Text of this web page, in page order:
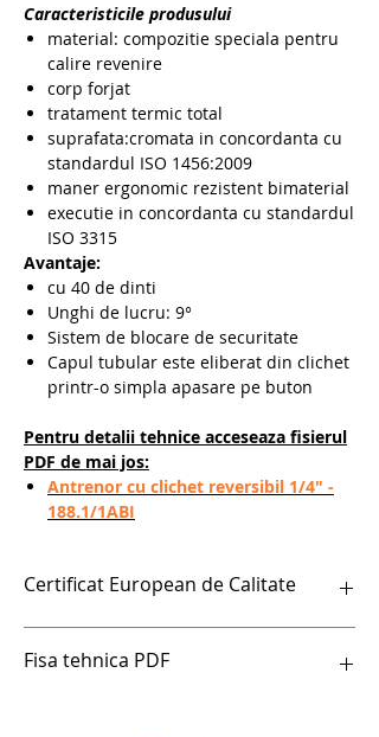
Caracteristicile produsului
material: compozitie speciala pentru
calire revenire
corp forjat
tratament termic total
suprafata:cromata in concordanta cu
standardul ISO 1456:2009
maner ergonomic rezistent bimaterial
executie in concordanta cu standardul
ISO 3315
Avantaje:
cu 40 de dinti
Unghi de lucru: 9°
Sistem de blocare de securitate
Capul tubular este eliberat din clichet
printr-o simpla apasare pe buton
Pentru detalii tehnice acceseaza fisierul
PDF de mai jos:
Antrenor cu clichet reversibil 1/4" -
188.1/1ABI
Certificat European de Calitate
Fisa tehnica PDF